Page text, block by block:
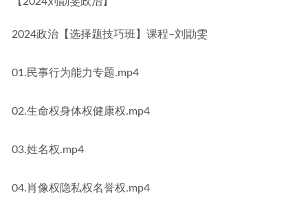
2024政治【选择题技巧班】课程–刘勖雯
01.民事行为能力专题.mp4
02.生命权身体权健康权.mp4
03.姓名权.mp4
04.肖像权隐私权名誉权.mp4